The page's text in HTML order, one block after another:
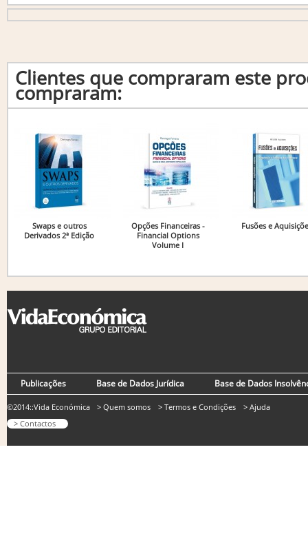
Clientes que compraram este
compraram:
Swaps e outros
Derivados 2ª Edição
Opções Financeiras -
Financial Options
Volume I
Fusões e
Publicações Base de Dados Jurídica Base de Dados
©2014::Vida Económica
> Contactos
> Quem somos > Termos e Condições > Ajuda